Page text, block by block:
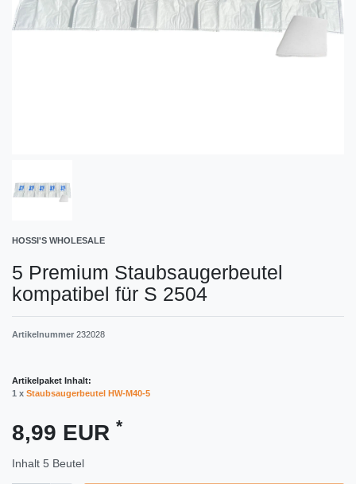
HOSSI'S WHOLESALE
5 Premium Staubsaugerbeutel
kompatibel für S 2504
Artikelnummer 232028
Artikelpaket Inhalt:
1 x Staubsaugerbeutel HW-M40-5
8,99 EUR *
Inhalt 5 Beutel